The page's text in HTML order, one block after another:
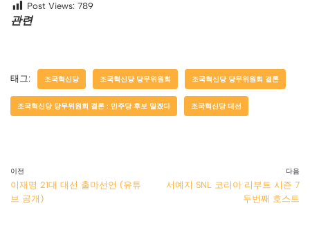
Post Views: 789
관련
태그: 조국혁신당 조국혁신당 당무위원회 조국혁신당 당무위원회 결론
조국혁신당 당무위원회 결론 : 민주당 후보 밀겠다 조국혁신당 대선
이전
이재명 21대 대선 출마선언 (유튜
브 공개)
다음
서예지 SNL 코리아 리부트 시즌 7
두번째 호스트